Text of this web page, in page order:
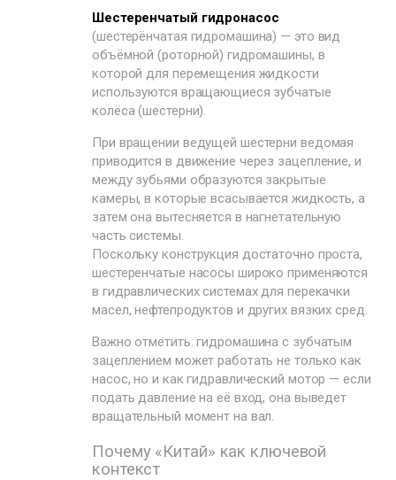
Шестеренчатый гидронасос
(шестерёнчатая гидромашина) — это вид
объёмной (роторной) гидромашины, в
которой для перемещения жидкости
используются вращающиеся зубчатые
колёса (шестерни).
При вращении ведущей шестерни ведомая
приводится в движение через зацепление, и
между зубьями образуются закрытые
камеры, в которые всасывается жидкость, а
затем она вытесняется в нагнетательную
часть системы.
Поскольку конструкция достаточно проста,
шестеренчатые насосы широко применяются
в гидравлических системах для перекачки
масел, нефтепродуктов и других вязких сред.
Важно отметить: гидромашина с зубчатым
зацеплением может работать не только как
насос, но и как гидравлический мотор — если
подать давление на её вход, она выведет
вращательный момент на вал.
Почему «Китай» как ключевой
контекст